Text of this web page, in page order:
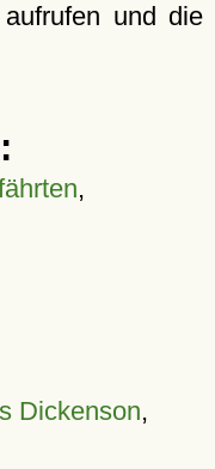
aufrufen und die
,
Dickenson,